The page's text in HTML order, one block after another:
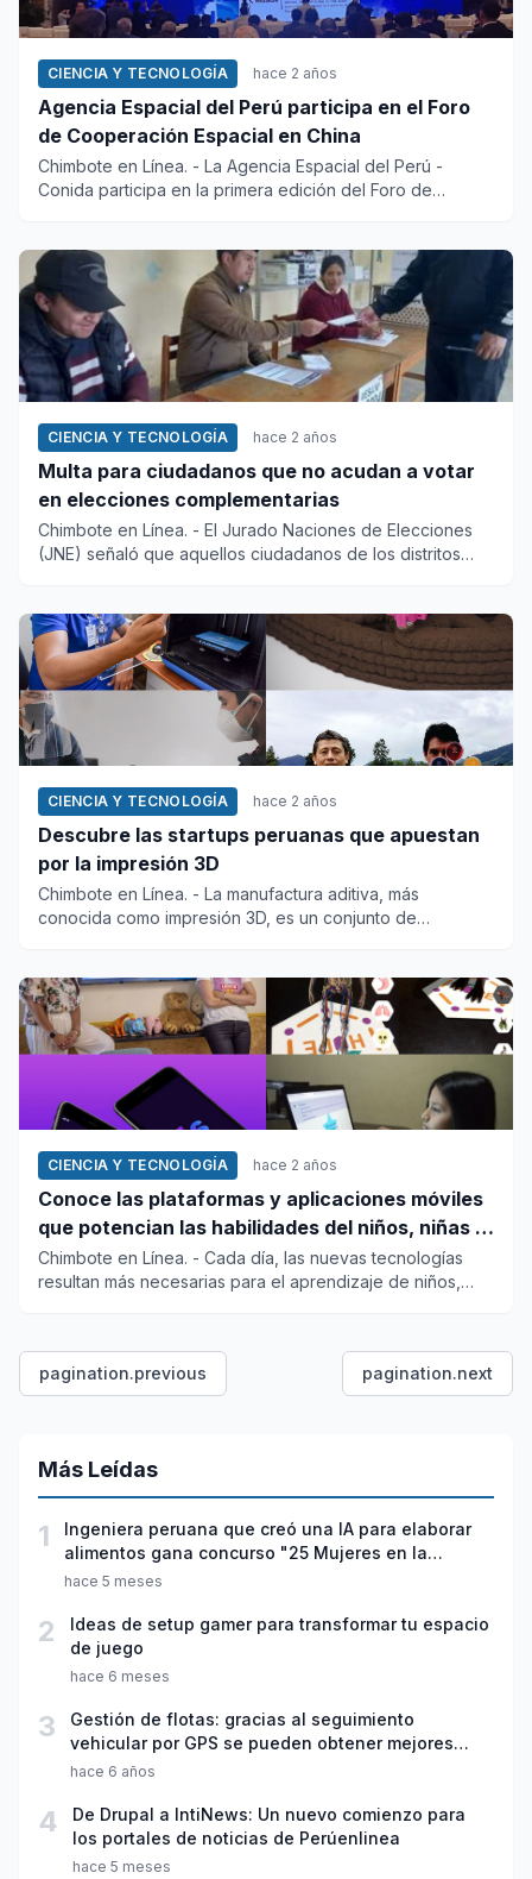
CIENCIA Y TECNOLOGÍA hace 2 años
Agencia Espacial del Perú participa en el Foro
de Cooperación Espacial en China
Chimbote en Línea. - La Agencia Espacial del Perú -
Conida participa en la primera edición del Foro de
CIENCIA Y TECNOLOGÍA hace 2 años
Multa para ciudadanos que no acudan a votar
en elecciones complementarias
Chimbote en Línea. - El Jurado Naciones de Elecciones
(JNE) señaló que aquellos ciudadanos de los distritos
CIENCIA Y TECNOLOGÍA hace 2 años
Descubre las startups peruanas que apuestan
por la impresión 3D
Chimbote en Línea. - La manufactura aditiva, más
conocida como impresión 3D, es un conjunto de
CIENCIA Y TECNOLOGÍA hace 2 años
Conoce las plataformas y aplicaciones móviles
que potencian las habilidades del niños, niñas y
adolescentes
Chimbote en Línea. - Cada día, las nuevas tecnologías
resultan más necesarias para el aprendizaje de niños,
pagination.previous pagination.next
Más Leídas
1
Ingeniera peruana que creó una IA para elaborar
alimentos gana concurso "25 Mujeres en la
Ciencia"
hace 5 meses
2
Ideas de setup gamer para transformar tu espacio
de juego
hace 6 meses
3
Gestión de flotas: gracias al seguimiento
vehicular por GPS se pueden obtener mejores
condiciones en seguros de automóviles
hace 6 años
4
De Drupal a IntiNews: Un nuevo comienzo para
los portales de noticias de Perúenlinea
hace 5 meses